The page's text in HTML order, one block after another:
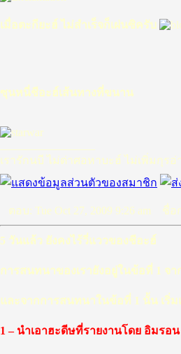
เมื่อตะกียะฮ์ ไม่สำเร็จก็เผ่นซิครับ
ซุนหนี่ชีอะฮ์เส้นทางที่ขนาน
เรารักนบี ไม่ด่าศอหาบะฮ์ ไม่เพิ่มกุร
ตอบ: Tue Oct 27, 2009 9:26 am ชื่อ
5 วันแล้ว ยังคงไร้วี่แววของชีอะฮ์
การสนทนาของเรายังอยู่ในข้อที่ 1 จ
และจากการสนทนาในข้อที่ 1 นั้น เริ่
1 – นำเอาฮะดีษที่รายงานโดย อิมรอ